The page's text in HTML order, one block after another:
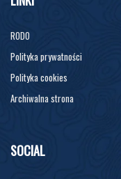
RODO
Polityka prywatności
Polityka cookies
Archiwalna strona
SOCIAL